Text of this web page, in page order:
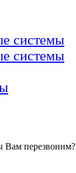
системы
системы
Вам перезвоним?